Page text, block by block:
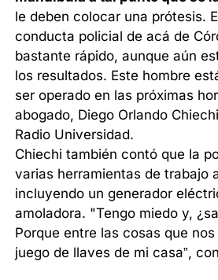
le deben colocar una prótesis.
conducta policial de acá de
bastante rápido, aunque aún
los resultados. Este hombre
ser operado en las próximas
abogado, Diego Orlando
Radio Universidad.
Chiechi también contó que la
varias herramientas de trabajo
incluyendo un generador
amoladora. "Tengo miedo y,
Porque entre las cosas que
juego de llaves de mi casa”,